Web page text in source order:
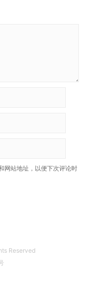
网站地址，以便下次评论时
Reserved